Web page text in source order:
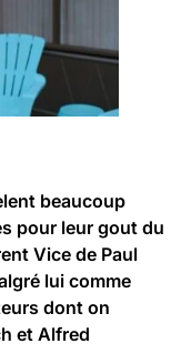
beaucoup
pour leur gout du
Vice de Paul
lui comme
dont on
et Alfred